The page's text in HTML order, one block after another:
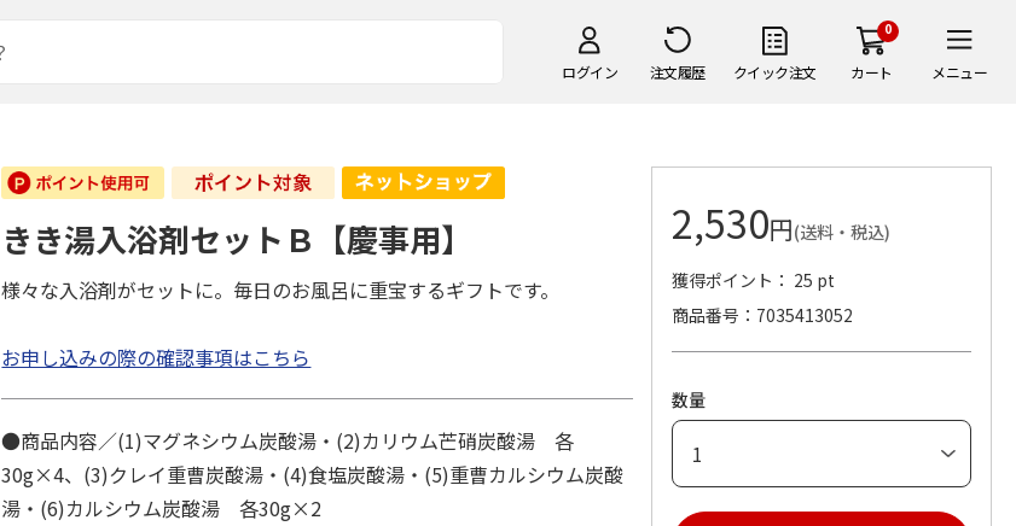
ログイン 注文履歴 クイック注文
0
カート メニュー
きき湯入浴剤セットＢ【慶事用】
様々な入浴剤がセットに。毎日のお風呂に重宝するギフトです。
お申し込みの際の確認事項はこちら
●商品内容／(1)マグネシウム炭酸湯・(2)カリウム芒硝炭酸湯 各
30g×4、(3)クレイ重曹炭酸湯・(4)食塩炭酸湯・(5)重曹カルシウム炭酸
湯・(6)カルシウム炭酸湯 各30g×2
2,530円(送料・税込)
獲得ポイント： 25 pt
商品番号
7035413052
数量